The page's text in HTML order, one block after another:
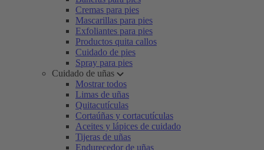
Cremas para pies
Mascarillas para pies
Exfoliantes para pies
Productos quita callos
Cuidado de pies
Spray para pies
Cuidado de uñas
Mostrar todos
Limas de uñas
Quitacutículas
Cortaúñas y cortacutículas
Aceites y lápices de cuidado
Tijeras de uñas
Endurecedor de uñas